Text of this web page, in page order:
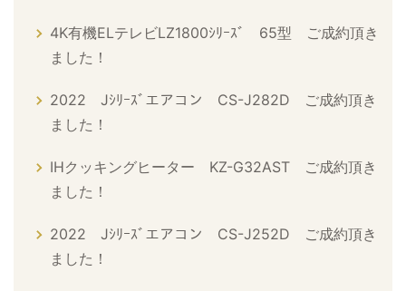
4K有機ELテレビLZ1800ｼﾘｰｽﾞ 65型 ご成約頂き
ました！
2022 Jｼﾘｰｽﾞエアコン CS-J282D ご成約頂き
ました！
IHクッキングヒーター KZ-G32AST ご成約頂き
ました！
2022 Jｼﾘｰｽﾞエアコン CS-J252D ご成約頂き
ました！